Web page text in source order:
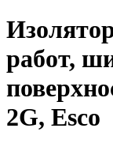
работ,
2G, Esco